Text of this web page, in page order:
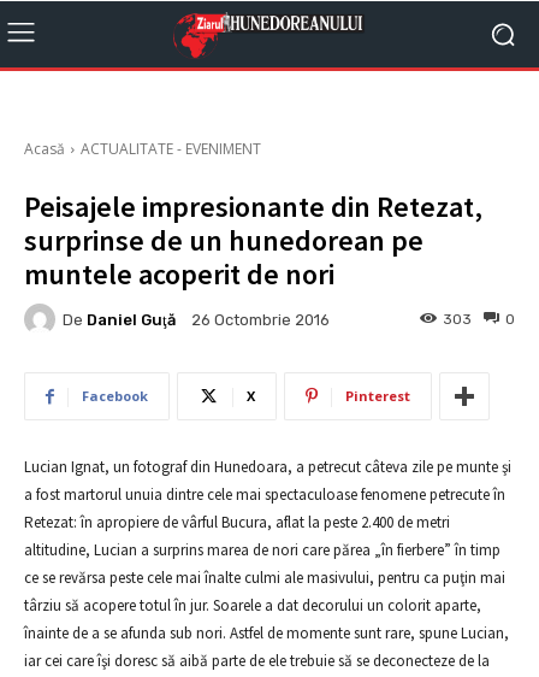
Acasă ACTUALITATE - EVENIMENT
Peisajele impresionante din Retezat,
surprinse de un hunedorean pe
muntele acoperit de nori
De Daniel Guţă 26 Octombrie 2016 0
303
Facebook X Pinterest
Lucian Ignat, un fotograf din Hunedoara, a petrecut câteva zile pe munte şi
a fost martorul unuia dintre cele mai spectaculoase fenomene petrecute în
Retezat: în apropiere de vârful Bucura, aflat la peste 2.400 de metri
altitudine, Lucian a surprins marea de nori care părea „în fierbere” în timp
ce se revărsa peste cele mai înalte culmi ale masivului, pentru ca puţin mai
târziu să acopere totul în jur. Soarele a dat decorului un colorit aparte,
înainte de a se afunda sub nori. Astfel de momente sunt rare, spune Lucian,
iar cei care îşi doresc să aibă parte de ele trebuie să se deconecteze de la